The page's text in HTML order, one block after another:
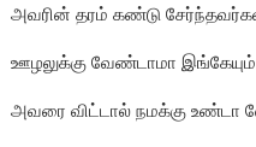
அவரின் தரம் கண்டு
ஊழலுக்கு வேண்டாமா
அவரை விட்டால் நமக்கு உண்டா